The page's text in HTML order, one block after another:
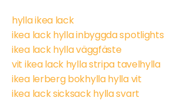
hylla ikea lack
ikea lack hylla inbyggda spotlights
ikea lack hylla väggfäste
vit ikea lack hylla stripa tavelhylla
ikea lerberg bokhylla hylla vit
ikea lack sicksack hylla svart